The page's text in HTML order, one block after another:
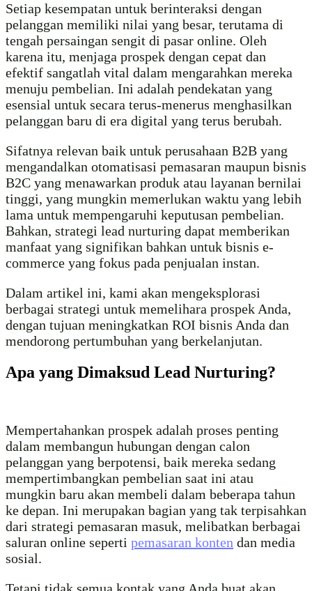
Setiap kesempatan untuk berinteraksi dengan
pelanggan memiliki nilai yang besar, terutama di
tengah persaingan sengit di pasar online. Oleh
karena itu, menjaga prospek dengan cepat dan
efektif sangatlah vital dalam mengarahkan mereka
menuju pembelian. Ini adalah pendekatan yang
esensial untuk secara terus-menerus menghasilkan
pelanggan baru di era digital yang terus berubah.
Sifatnya relevan baik untuk perusahaan B2B yang
mengandalkan otomatisasi pemasaran maupun bisnis
B2C yang menawarkan produk atau layanan bernilai
tinggi, yang mungkin memerlukan waktu yang lebih
lama untuk mempengaruhi keputusan pembelian.
Bahkan, strategi lead nurturing dapat memberikan
manfaat yang signifikan bahkan untuk bisnis e-
commerce yang fokus pada penjualan instan.
Dalam artikel ini, kami akan mengeksplorasi
berbagai strategi untuk memelihara prospek Anda,
dengan tujuan meningkatkan ROI bisnis Anda dan
mendorong pertumbuhan yang berkelanjutan.
Apa yang Dimaksud Lead Nurturing?
Mempertahankan prospek adalah proses penting
dalam membangun hubungan dengan calon
pelanggan yang berpotensi, baik mereka sedang
mempertimbangkan pembelian saat ini atau
mungkin baru akan membeli dalam beberapa tahun
ke depan. Ini merupakan bagian yang tak terpisahkan
dari strategi pemasaran masuk, melibatkan berbagai
saluran online seperti pemasaran konten dan media
sosial.